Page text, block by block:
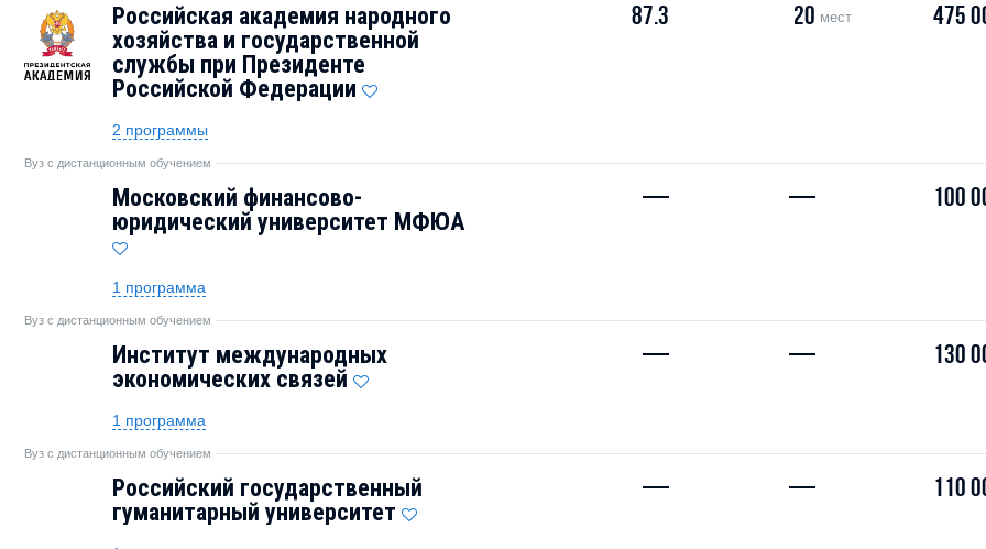
Российская академия народного
хозяйства и государственной
службы при Президенте
Российской Федерации
87.3 20 мест 475
2 программы
Вуз с дистанционным обучением
Московский финансово-
юридический университет МФЮА
— — 100
1 программа
Вуз с дистанционным обучением
Институт международных
экономических связей
— — 130
1 программа
Вуз с дистанционным обучением
Российский государственный
гуманитарный университет
— — 110